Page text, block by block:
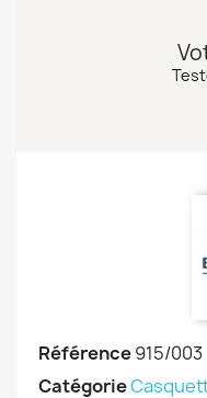
Référence915/003
Catégorie